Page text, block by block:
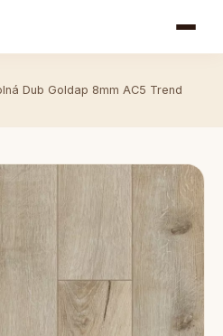
Dub Goldap 8mm AC5 Trend